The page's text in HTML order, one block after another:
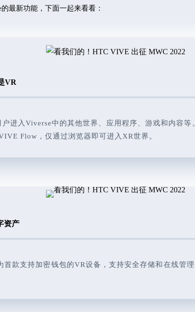
最新功能，下面一起来看看：
VR
进入Viverse中的其他世界、应用程序、游戏和内容
Flow，仅通过浏览器即可进入XR世界。
资产
款支持加密钱包的VR设备，支持安全存储和在线管